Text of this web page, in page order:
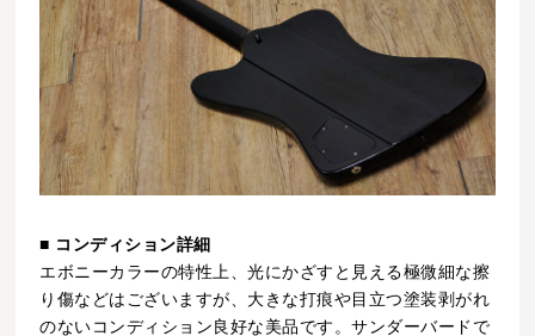
■ コンディション詳細
エボニーカラーの特性上、光にかざすと見える極微細な擦
り傷などはございますが、大きな打痕や目立つ塗装剥がれ
のないコンディション良好な美品です。サンダーバードで